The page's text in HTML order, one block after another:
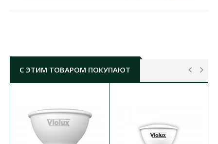
максимальной мощностью 35Вт. Встроенные
точечные светильники идеально подходят для
также для акцентного освещения витрин и
экспозиций. Они могут использоваться как
основным источником света, так и для создания
акцентов в дизайне интерьера.
С ЭТИМ ТОВАРОМ ПОКУПАЮТ